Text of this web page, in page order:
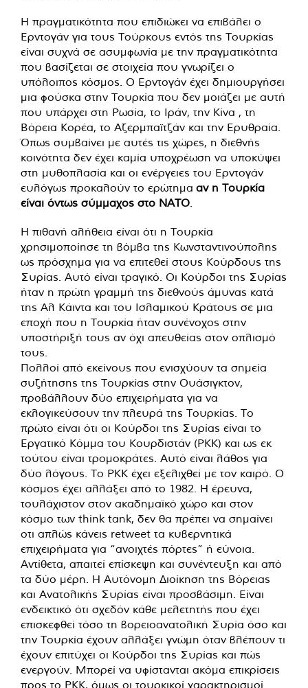
Η πραγματικότητα που επιδιώκει να επιβάλει ο
Ερντογάν για τους Τούρκους εντός της Τουρκίας
είναι συχνά σε ασυμφωνία με την πραγματικότητα
που βασίζεται σε στοιχεία που γνωρίζει ο
υπόλοιπος κόσμος. Ο Ερντογάν έχει δημιουργήσει
μια φούσκα στην Τουρκία που δεν μοιάζει με αυτή
που υπάρχει στη Ρωσία, το Ιράν, την Κίνα , τη
Βόρεια Κορέα, το Αζερμπαϊτζάν και την Ερυθραία.
Όπως συμβαίνει με αυτές τις χώρες, η διεθνής
κοινότητα δεν έχει καμία υποχρέωση να υποκύψει
στη μυθοπλασία και οι ενέργειες του Ερντογάν
ευλόγως προκαλούν το ερώτημα αν η Τουρκία
είναι όντως σύμμαχος στο ΝΑΤΟ
Η πιθανή αλήθεια είναι ότι η Τουρκία
χρησιμοποίησε τη βόμβα της Κωνσταντινούπολης
ως πρόσχημα για να επιτεθεί στους Κούρδους της
Συρίας. Αυτό είναι τραγικό. Οι Κούρδοι της Συρίας
ήταν η πρώτη γραμμή της διεθνούς άμυνας κατά
της Αλ Κάιντα και του Ισλαμικού Κράτους σε μια
εποχή που η Τουρκία ήταν συνένοχος στην
υποστήριξή τους αν όχι απευθείας στον οπλισμό
τους.
Πολλοί από εκείνους που ενισχύουν τα σημεία
συζήτησης της Τουρκίας στην Ουάσιγκτον,
προβάλλουν δύο επιχειρήματα για να
εκλογικεύσουν την πλευρά της Τουρκίας. Το
πρώτο είναι ότι οι Κούρδοι της Συρίας είναι το
Εργατικό Κόμμα του Κουρδιστάν (PKK) και ως εκ
τούτου είναι τρομοκράτες. Αυτό είναι λάθος για
δύο λόγους. Το PKK έχει εξελιχθεί με τον καιρό. Ο
κόσμος έχει αλλάξει από το 1982. Η έρευνα,
τουλάχιστον στον ακαδημαϊκό χώρο και στον
κόσμο των think tank, δεν θα πρέπει να σημαίνει
οτι απλώς κάνεις retweet τα κυβερνητικά
επιχειρήματα για “ανοιχτές πόρτες” ή εύνοια.
Αντίθετα, απαιτεί επίσκεψη και συνέντευξη και από
τα δύο μέρη. Η Αυτόνομη Διοίκηση της Βόρειας
και Ανατολικής Συρίας είναι προσβάσιμη. Είναι
ενδεικτικό ότι σχεδόν κάθε μελετητής που έχει
επισκεφθεί τόσο τη βορειοανατολική Συρία όσο και
την Τουρκία έχουν αλλάξει γνώμη όταν βλέπουν τι
έχουν επιτύχει οι Κούρδοι της Συρίας και πώς
ενεργούν. Μπορεί να υφίστανται ακόμα επικρίσεις
προς το PKK, όμως οι τουρκικοί χαρακτηρισμοί